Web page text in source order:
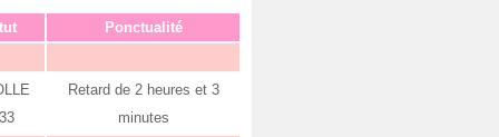
Ponctualité
Retard de 2 heures et 3
minutes